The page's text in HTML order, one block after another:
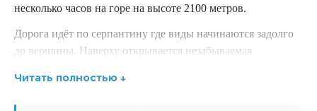
несколько часов на горе на высоте 2100 метров.
Дорога идёт по серпантину где виды начинаются задолго
до вершины. Наверху открывается незабываемая
иногда вокруг, иногда прямо в них.
Читать полностью ↓